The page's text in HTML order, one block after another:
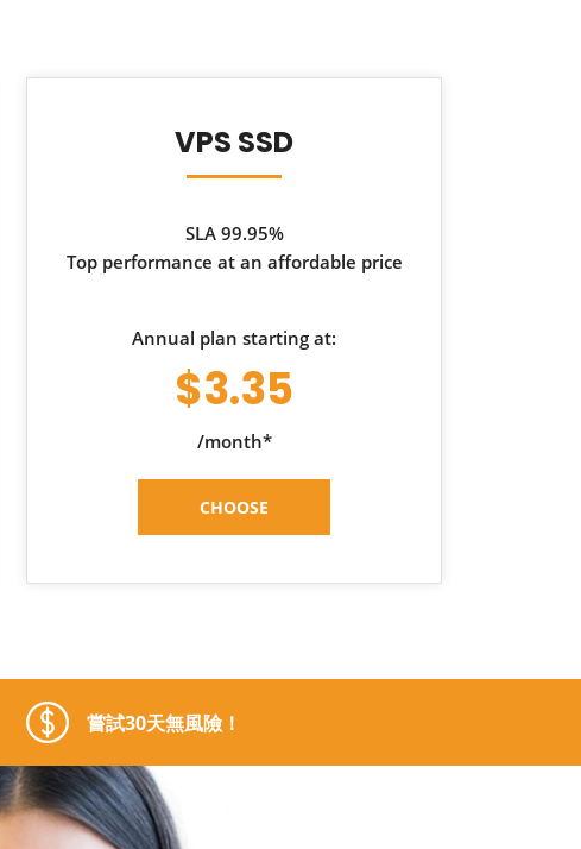
VPS SSD
SLA 99.95%
Top performance at an affordable price
Annual plan starting at:
$3.35
/month*
CHOOSE
嘗試30天無風險！